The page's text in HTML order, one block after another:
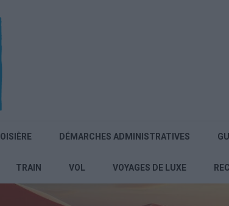
DÉMARCHES ADMINISTRATIVES
TRAIN VOL VOYAGES DE LUXE